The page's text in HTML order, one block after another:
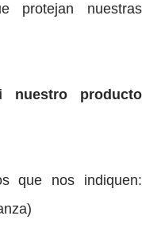
protejan nuestras
nuestro producto
que nos indiquen: